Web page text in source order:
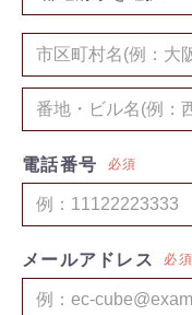
電話番号 必須
メールアドレス 必須